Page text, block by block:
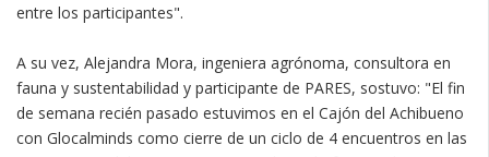
entre los participantes".
A su vez, Alejandra Mora, ingeniera agrónoma, consultora en
fauna y sustentabilidad y participante de PARES, sostuvo: "El fin
de semana recién pasado estuvimos en el Cajón del Achibueno
con Glocalminds como cierre de un ciclo de 4 encuentros en las